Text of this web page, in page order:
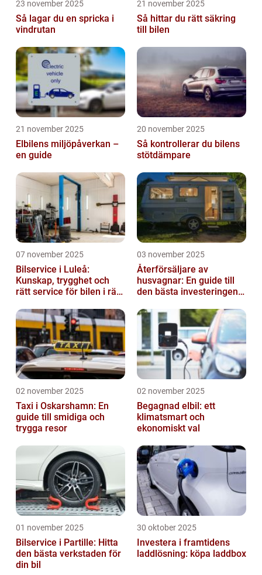
23 november 2025
Så lagar du en spricka i
vindrutan
21 november 2025
Så hittar du rätt säkring
till bilen
21 november 2025
Elbilens miljöpåverkan –
en guide
20 november 2025
Så kontrollerar du bilens
stötdämpare
07 november 2025
Bilservice i Luleå:
Kunskap, trygghet och
rätt service för bilen i rätt
03 november 2025
Återförsäljare av
husvagnar: En guide till
den bästa investeringen
02 november 2025
Taxi i Oskarshamn: En
guide till smidiga och
trygga resor
02 november 2025
Begagnad elbil: ett
klimatsmart och
ekonomiskt val
01 november 2025
Bilservice i Partille: Hitta
den bästa verkstaden för
din bil
30 oktober 2025
Investera i framtidens
laddlösning: köpa laddbox